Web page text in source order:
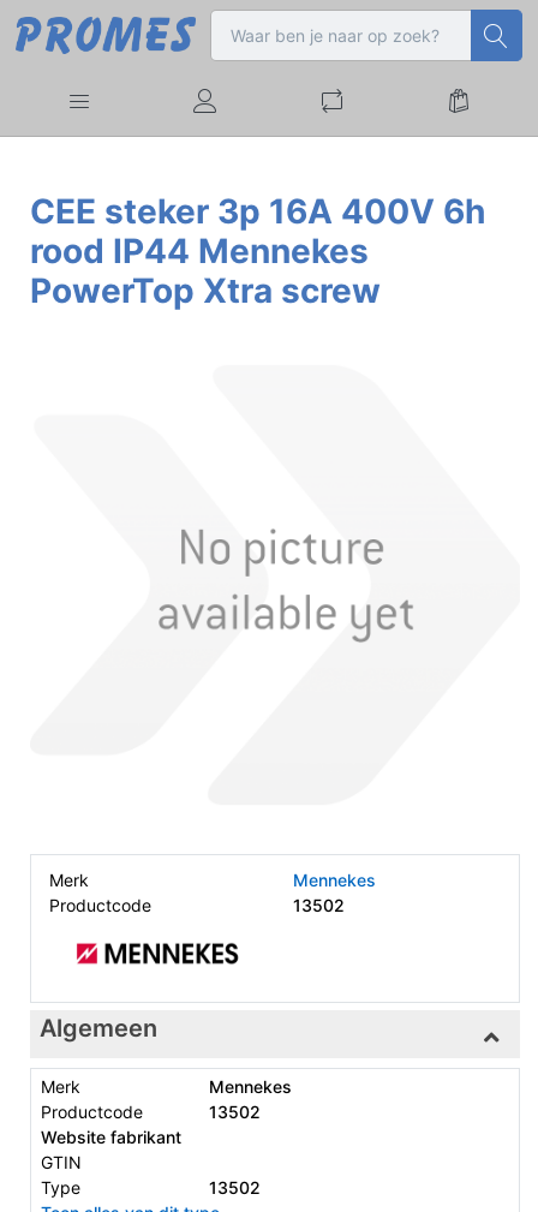
CEE steker 3p 16A 400V 6h
rood IP44 Mennekes
PowerTop Xtra screw
Merk
Mennekes
Productcode
13502
Algemeen
Merk
Mennekes
Productcode
13502
Website fabrikant
GTIN
Type
13502